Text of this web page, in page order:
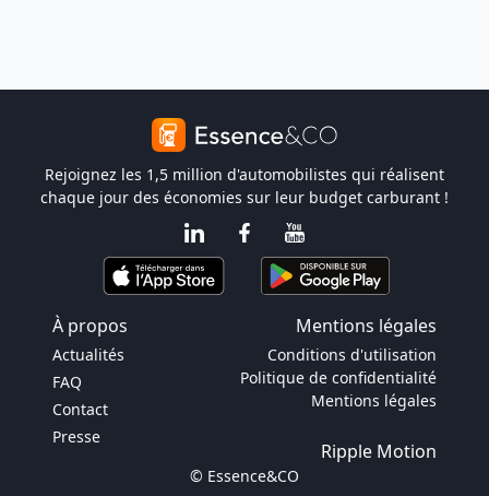
Rejoignez les 1,5 million d'automobilistes qui réalisent
chaque jour des économies sur leur budget carburant !
À propos Mentions légales
Actualités
FAQ
Contact
Presse
Conditions d'utilisation
Politique de confidentialité
Mentions légales
Ripple Motion
© Essence&CO